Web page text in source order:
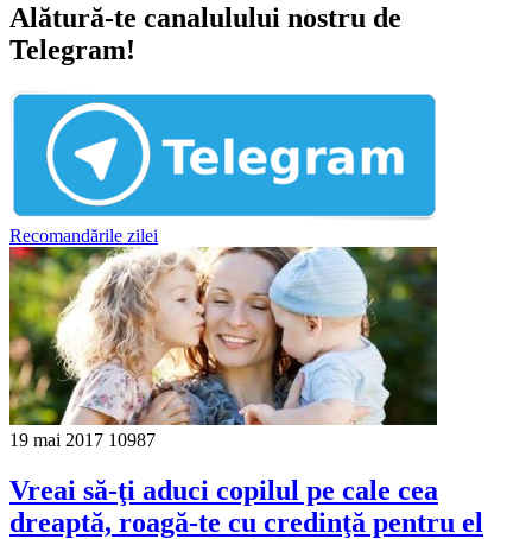
Alătură-te canalulului nostru de
Telegram!
Recomandările zilei
19 mai 2017 10987
Vreai să-ţi aduci copilul pe cale cea
dreaptă, roagă-te cu credinţă pentru el